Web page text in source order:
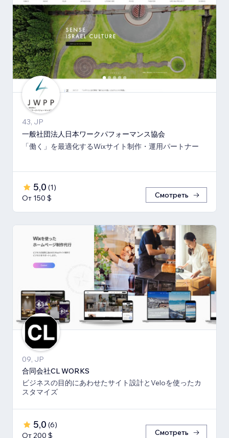
43, JP
一般社団法人日本ワークパフォーマンス協会
「働く」を最適化するWixサイト制作・運用パートナー
5,0 (1)
От 150 $
Смотреть
09, JP
合同会社CL WORKS
ビジネスの目的にあわせたサイト設計とVeloを使ったカ
スタマイズ
5,0 (6)
От 200 $
Смотреть